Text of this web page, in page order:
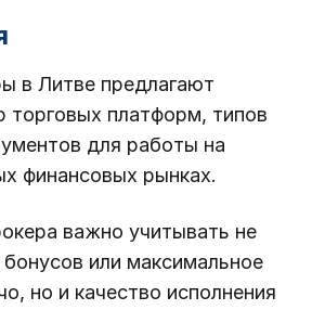
в Литве предлагают
торговых платформ, типов
для работы на
финансовых рынках.
важно учитывать не
или максимальное
но и качество исполнения